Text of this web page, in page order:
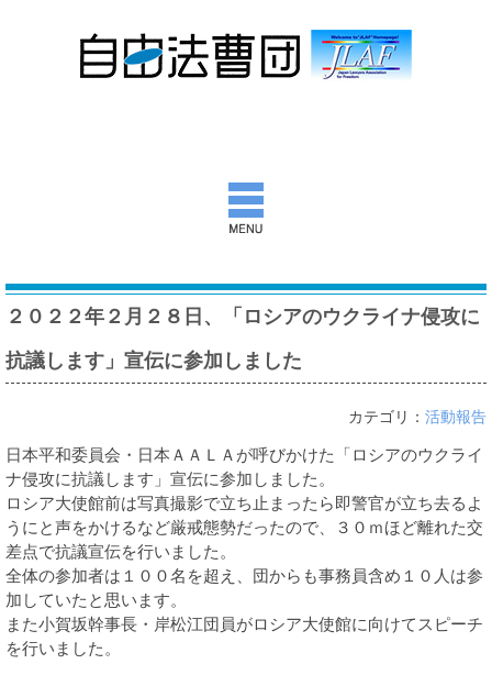
自由法曹団とは
出版物
諸課題
２０２２年２月２８日、「ロシアのウクライナ侵攻に
抗議します」宣伝に参加しました
カテゴリ：活動報告
日本平和委員会・日本ＡＡＬＡが呼びかけた「ロシアのウクライ
ナ侵攻に抗議します」宣伝に参加しました。
ロシア大使館前は写真撮影で立ち止まったら即警官が立ち去るよ
うにと声をかけるなど厳戒態勢だったので、３０ｍほど離れた交
差点で抗議宣伝を行いました。
全体の参加者は１００名を超え、団からも事務員含め１０人は参
加していたと思います。
また小賀坂幹事長・岸松江団員がロシア大使館に向けてスピーチ
を行いました。